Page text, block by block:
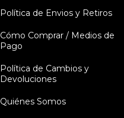
Política de Envios y Retiros
Cómo Comprar / Medios de
Pago
Política de Cambios y
Devoluciones
Quiénes Somos